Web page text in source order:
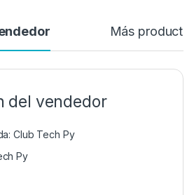
Más
del vendedor
Club Tech Py
Py